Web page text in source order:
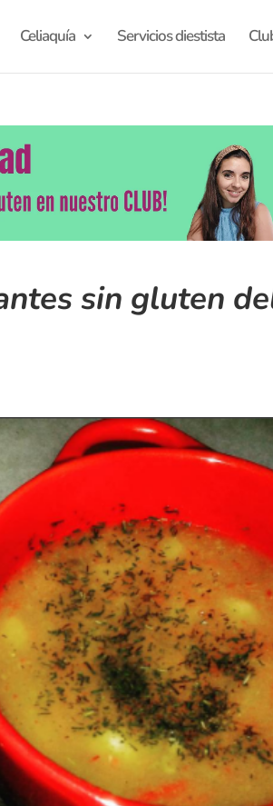
Celiaquía Servicios diestista
sin gluten